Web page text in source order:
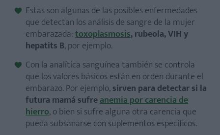
Estas son algunas de las posibles enfermedades
que detectan los análisis de sangre de la mujer
embarazada:toxoplasmosis, rubeola, VIH y
hepatits B, por ejemplo.
Con la analítica sanguínea también se controla
que los valores básicos están en orden durante el
embarazo. Por ejemplo,sirven para detectar si la
futura mamá sufreanemia por carencia de
hierro, o bien si sufre alguna otra carencia que
pueda subsanarse con suplementos específicos.